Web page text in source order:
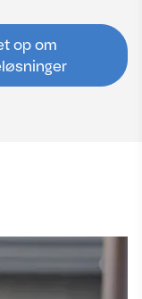
op om